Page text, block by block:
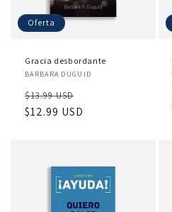
Oferta
Gracia desbordante
Proveedor:
BARBARA DUGUID
Precio
habitual
$13.99 USD
de
$12.99 USD